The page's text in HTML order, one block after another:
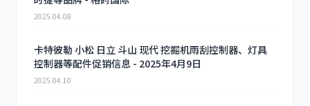
2025.04.08
卡特彼勒 小松 日立 斗山 现代 挖掘机雨刮控制器、灯具
控制器等配件促销信息 - 2025年4月9日
2025.04.10